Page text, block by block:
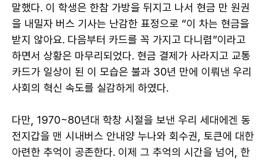
말했다. 이 학생은 한참 가방을 뒤지고 나서 현금 만 원권
을 내밀자 버스 기사는 난감한 표정으로 “이 차는 현금을
받지 않아요. 다음부터 카드를 꼭 가지고 다니렴”이라고
하면서 상황은 마무리되었다. 현금 결제가 사라지고 교통
카드가 일상이 된 이 모습은 불과 30년 만에 이뤄낸 우리
사회의 혁신 속도를 실감하게 하였다.
다만, 1970~80년대 학창 시절을 보낸 우리 세대에겐 동
전지갑을 맨 시내버스 안내양 누나와 회수권, 토큰에 대한
아련한 추억이 공존한다. 이제 그 추억의 시간을 넘어, 한